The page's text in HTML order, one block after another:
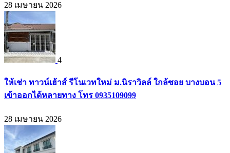
28 เมษายน 2026
4
ให้เช่า ทาวน์เฮ้าส์ รีโนเวทใหม่ ม.นิราวิลล์ ใกล้ซอย บางบอน 5
เข้าออกได้หลายทาง โทร 0935109099
28 เมษายน 2026